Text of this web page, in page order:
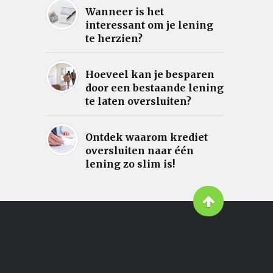
Wanneer is het
interessant om je lening
te herzien?
Hoeveel kan je besparen
door een bestaande lening
te laten oversluiten?
Ontdek waarom krediet
oversluiten naar één
lening zo slim is!